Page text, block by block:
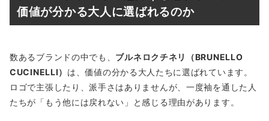
価値が分かる大人に選ばれるのか
数あるブランドの中でも、 ブルネロクチネリ（BRUNELLO
CUCINELLI） は、価値の分かる大人たちに選ばれています。
ロゴで主張したり、派手さはありませんが、一度袖を通した人
たちが「もう他には戻れない」と感じる理由があります。